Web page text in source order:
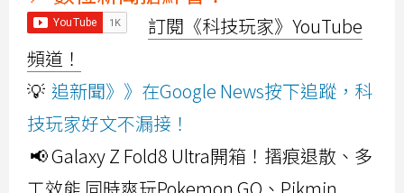
訂閱《科技玩家》YouTube
頻道！
💡 追新聞》》在Google News按下追蹤，科
技玩家好文不漏接！
📢 Galaxy Z Fold8 Ultra開箱！摺痕退散、多
工效能 同時爽玩Pokemon GO、Pikmin